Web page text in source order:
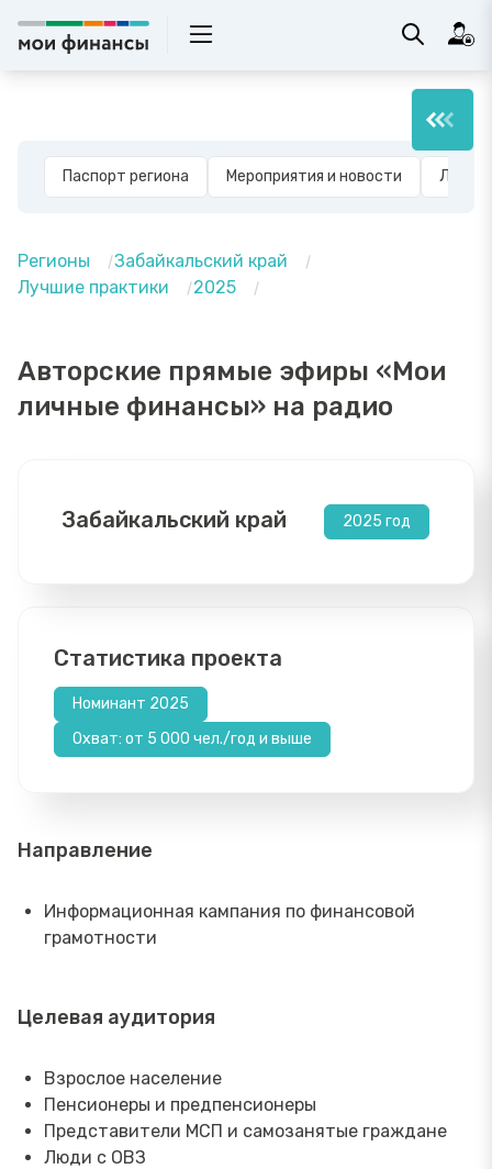
Паспорт региона Мероприятия и новости
Регионы
Забайкальский край
Лучшие практики
2025
Авторские прямые эфиры «Мои
личные финансы» на радио
Забайкальский край 2025 год
Статистика проекта
Номинант 2025
Охват: от 5 000 чел./год и выше
Направление
Информационная кампания по финансовой
грамотности
Целевая аудитория
Взрослое население
Пенсионеры и предпенсионеры
Представители МСП и самозанятые граждане
Люди с ОВЗ